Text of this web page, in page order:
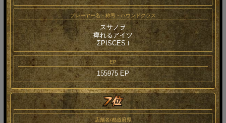
プレーヤー名・称号・ハウンドクラス
スサノヲ
痺れるアイツ
ΣPISCES Ⅰ
EP
155975 EP
店舗名/都道府県